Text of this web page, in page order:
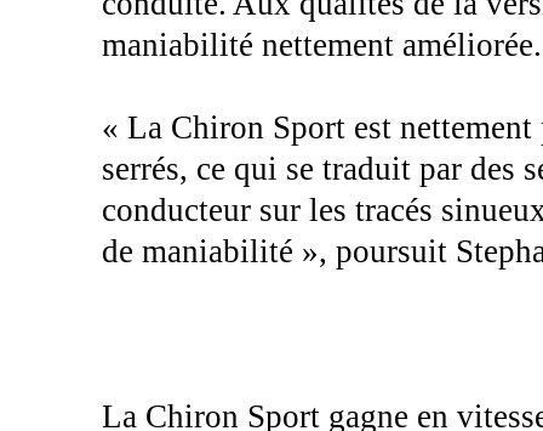
maniabilité nettement améliorée.
« La Chiron Sport est
serrés, ce qui se traduit par des
conducteur sur les tracés
de maniabilité », poursuit
La Chiron Sport gagne en